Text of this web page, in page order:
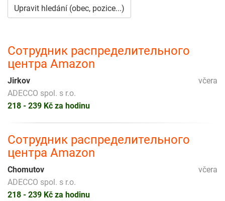
Upravit hledání (obec, pozice...)
Сотрудник распределительного
центра Amazon
včera
Jirkov
ADECCO spol. s r.o.
218 - 239 Kč za hodinu
Сотрудник распределительного
центра Amazon
včera
Chomutov
ADECCO spol. s r.o.
218 - 239 Kč za hodinu